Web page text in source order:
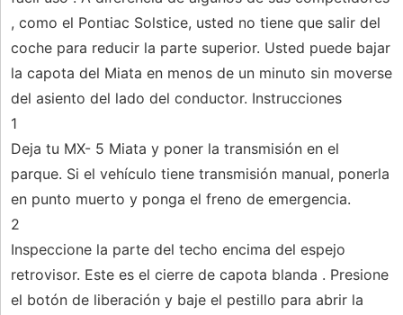
, como el Pontiac Solstice, usted no tiene que salir del
coche para reducir la parte superior. Usted puede bajar
la capota del Miata en menos de un minuto sin moverse
del asiento del lado del conductor. Instrucciones
1
Deja tu MX- 5 Miata y poner la transmisión en el
parque. Si el vehículo tiene transmisión manual, ponerla
en punto muerto y ponga el freno de emergencia.
2
Inspeccione la parte del techo encima del espejo
retrovisor. Este es el cierre de capota blanda . Presione
el botón de liberación y baje el pestillo para abrir la